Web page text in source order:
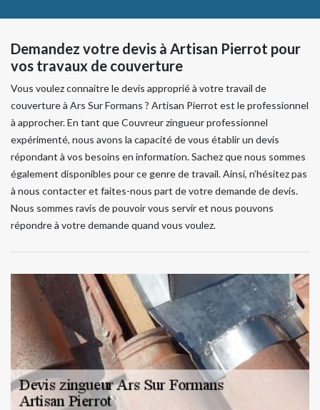
Demandez votre devis à Artisan Pierrot pour
vos travaux de couverture
Vous voulez connaitre le devis approprié à votre travail de
couverture à Ars Sur Formans ? Artisan Pierrot est le professionnel
à approcher. En tant que Couvreur zingueur professionnel
expérimenté, nous avons la capacité de vous établir un devis
répondant à vos besoins en information. Sachez que nous sommes
également disponibles pour ce genre de travail. Ainsi, n’hésitez pas
à nous contacter et faites-nous part de votre demande de devis.
Nous sommes ravis de pouvoir vous servir et nous pouvons
répondre à votre demande quand vous voulez.